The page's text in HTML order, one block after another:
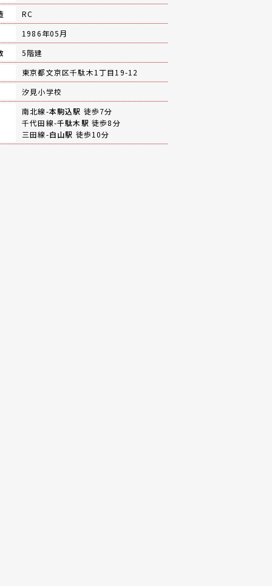
RC
1986年05月
5階建
東京都文京区千駄木1丁目19-12
汐見小学校
南北線-本駒込駅 徒歩7分
千代田線-千駄木駅 徒歩8分
三田線-白山駅 徒歩10分